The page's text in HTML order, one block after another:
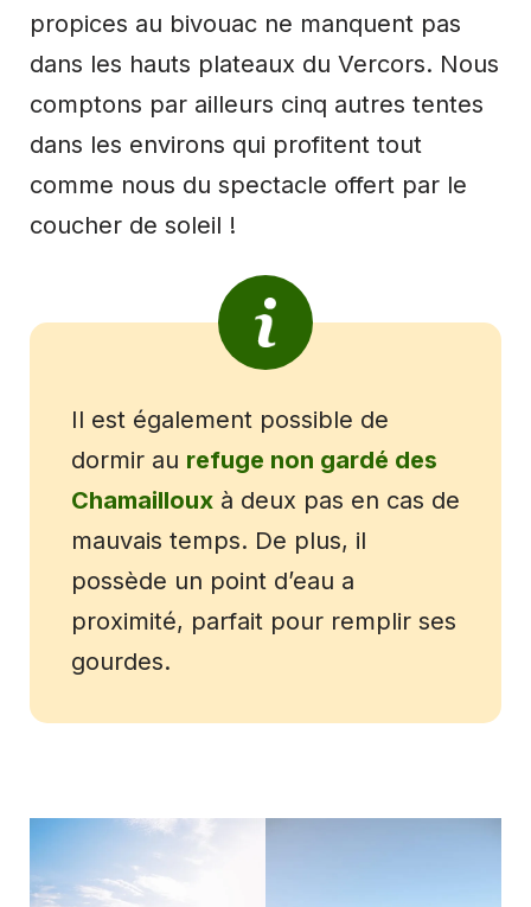
propices au bivouac ne manquent pas
dans les hauts plateaux du Vercors. Nous
comptons par ailleurs cinq autres tentes
dans les environs qui profitent tout
comme nous du spectacle offert par le
coucher de soleil !
Il est également possible de
dormir au refuge non gardé des
Chamailloux à deux pas en cas de
mauvais temps. De plus, il
possède un point d’eau a
proximité, parfait pour remplir ses
gourdes.